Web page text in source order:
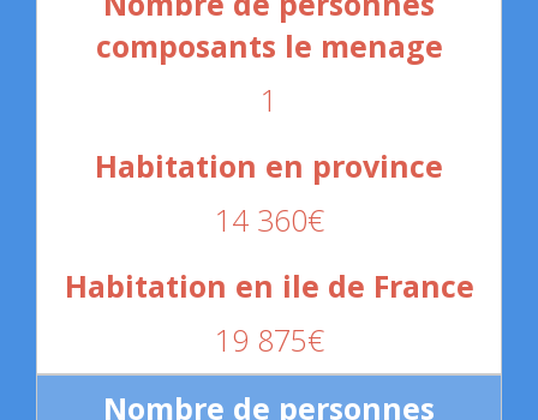
1
14 360€
19 875€